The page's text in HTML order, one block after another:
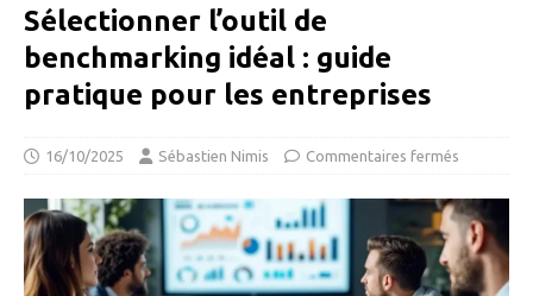
Sélectionner l’outil de
benchmarking idéal : guide
pratique pour les entreprises
16/10/2025 Sébastien Nimis Commentaires fermés